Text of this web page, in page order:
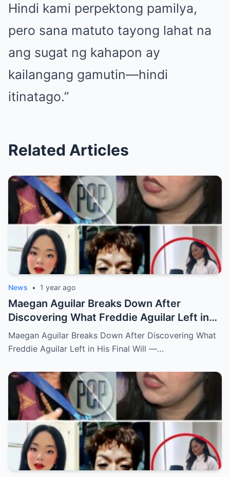
Hindi kami perpektong pamilya,
pero sana matuto tayong lahat na
ang sugat ng kahapon ay
kailangang gamutin—hindi
itinatago.”
Related Articles
News • 1 year ago
Maegan Aguilar Breaks Down After
Discovering What Freddie Aguilar Left in
His Final Will — Shocking Details Revealed!
Maegan Aguilar Breaks Down After Discovering What
Freddie Aguilar Left in His Final Will —…